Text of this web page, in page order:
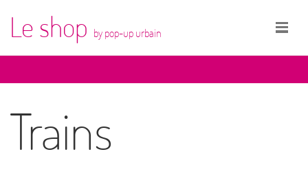
Le shop by pop-up urbain
Trains